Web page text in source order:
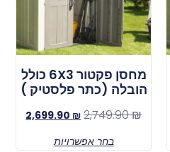
מחסן פקטור 6X3 כולל
הובלה (כתר פלסטיק )
2,749.90₪
2,699.90 ₪
בחר אפשרויות